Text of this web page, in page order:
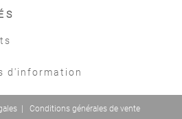
d'information
Conditions générales de vente